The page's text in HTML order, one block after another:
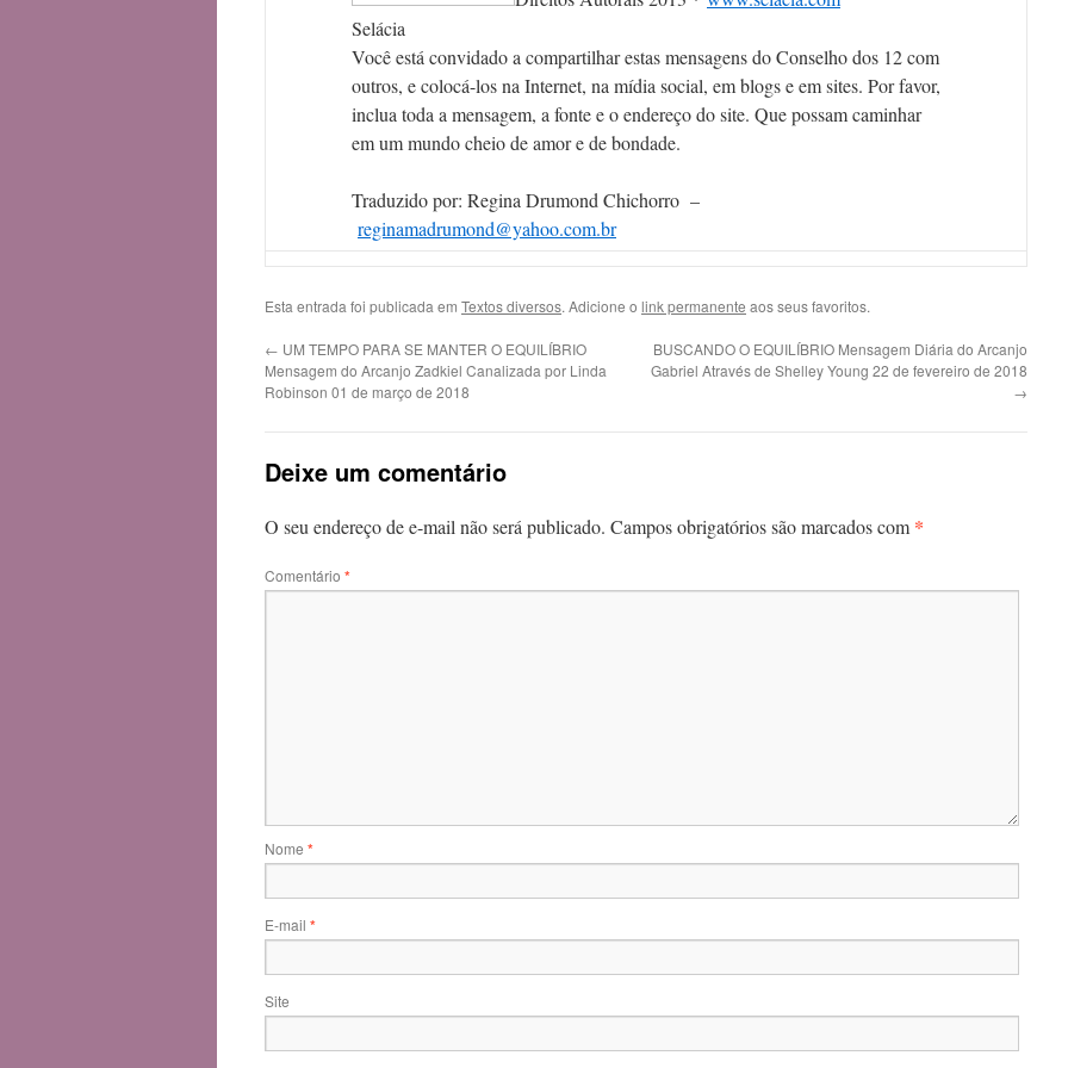
Selácia
Você está convidado a compartilhar estas mensagens do Conselho dos 12 com
outros, e colocá-los na Internet, na mídia social, em blogs e em sites. Por favor,
inclua toda a mensagem, a fonte e o endereço do site. Que possam caminhar
em um mundo cheio de amor e de bondade.
Traduzido por: Regina Drumond Chichorro –
reginamadrumond@yahoo.com.br
Esta entrada foi publicada em Textos diversos. Adicione o link permanente aos seus favoritos.
← UM TEMPO PARA SE MANTER O EQUILÍBRIO
Mensagem do Arcanjo Zadkiel Canalizada por Linda
Robinson 01 de março de 2018
BUSCANDO O EQUILÍBRIO Mensagem Diária do Arcanjo
Gabriel Através de Shelley Young 22 de fevereiro de 2018
→
Deixe um comentário
O seu endereço de e-mail não será publicado. Campos obrigatórios são marcados com *
Comentário *
Nome *
E-mail *
Site